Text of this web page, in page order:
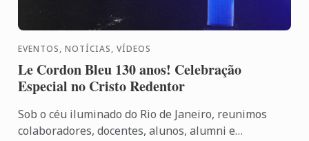
EVENTOS, NOTÍCIAS, VÍDEOS
Le Cordon Bleu 130 anos! Celebração
Especial no Cristo Redentor
Sob o céu iluminado do Rio de Janeiro, reunimos
colaboradores, docentes, alunos, alumni e